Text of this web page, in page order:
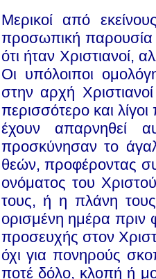
Μερικοί από
προσωπική παρουσία
ότι ήταν Χριστιανοί,
Οι υπόλοιποι
στην αρχή
περισσότερο και
έχουν απαρνηθεί
προσκύνησαν το
θεών, προφέροντας
ονόματος του
τους, ή η πλάνη
ορισμένη ημέρα πριν
προσευχής στον
όχι για πονηρούς
ποτέ δόλο, κλοπή ή